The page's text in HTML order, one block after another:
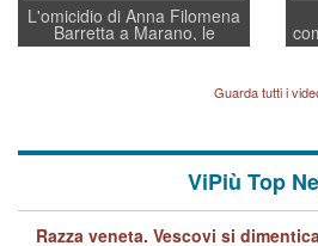
L'omicidio di Anna Filomena
Barretta a Marano, le
indagini dei carabinieri di
quelle di... Barbara D'UrsoGuarda tutti i
ViPiù Top
Razza veneta. Vescovi si